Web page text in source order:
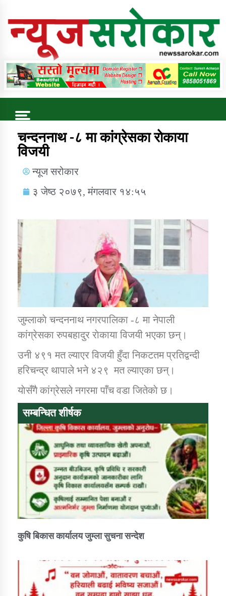
Online News Portal
Trending Now
कुषि बिकास कार्यालय जुम्ला सुचना सन्देश
डिभिजन कार्यालय जुम्लाको सुचना सन्देश
सामाजिक बिकास कार्यालय जुम्लाकाे सुचना
कार्यक्रम कार्यान्वयन एकाई जुम्लाको सुचना
कर्णाली प्राविधि शिक्षालय जुम्लाको सुचना
चन्दननाथ -८ मा कांग्रेसका राेकाया
विजयी
न्यूज सरोकार
३ जेष्ठ २०७९, मंगलवार १४:५५
जुम्लाकाे चन्दननाथ नगरपालिका -८ मा नेपाली
कांग्रेसका रुपबहादुर राेकाया विजयी भएका छन्।
उनी ४९१ मत ल्याएर विजयी हुँदा निकटतम प्रतिद्वन्दी
हरिचन्द्र थापाले भने ४२९ मत ल्याएका छन्।
याेसँगै कांग्रेसले नगरमा पाँच वडा जितेकाे छ।
सम्बन्धित शीर्षक
कुषि बिकास कार्यालय जुम्ला सुचना सन्देश